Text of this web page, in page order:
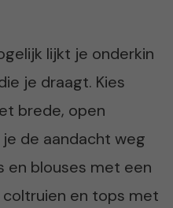
lijkt je onderkin
je draagt. Kies
brede, open
je de aandacht weg
en blouses met een
en tops met